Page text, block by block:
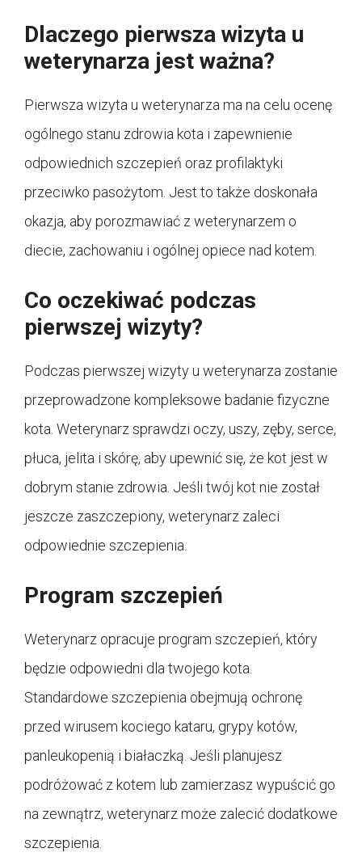
Dlaczego pierwsza wizyta u
weterynarza jest ważna?
Pierwsza wizyta u weterynarza ma na celu ocenę
ogólnego stanu zdrowia kota i zapewnienie
odpowiednich szczepień oraz profilaktyki
przeciwko pasożytom. Jest to także doskonała
okazja, aby porozmawiać z weterynarzem o
diecie, zachowaniu i ogólnej opiece nad kotem.
Co oczekiwać podczas
pierwszej wizyty?
Podczas pierwszej wizyty u weterynarza zostanie
przeprowadzone kompleksowe badanie fizyczne
kota. Weterynarz sprawdzi oczy, uszy, zęby, serce,
płuca, jelita i skórę, aby upewnić się, że kot jest w
dobrym stanie zdrowia. Jeśli twój kot nie został
jeszcze zaszczepiony, weterynarz zaleci
odpowiednie szczepienia.
Program szczepień
Weterynarz opracuje program szczepień, który
będzie odpowiedni dla twojego kota.
Standardowe szczepienia obejmują ochronę
przed wirusem kociego kataru, grypy kotów,
panleukopenią i białaczką. Jeśli planujesz
podróżować z kotem lub zamierzasz wypuścić go
na zewnątrz, weterynarz może zalecić dodatkowe
szczepienia.